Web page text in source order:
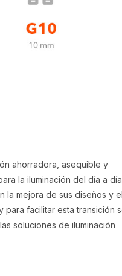
ahorradora, asequible y
la iluminación del día a
la mejora de sus diseños y
para facilitar esta transición
soluciones de iluminación